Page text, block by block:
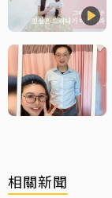
相關新聞